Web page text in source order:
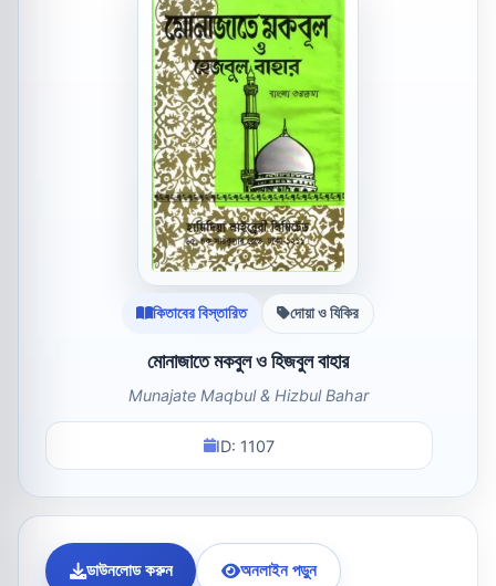
কিতাবের বিস্তারিত দোয়া ও যিকির
মোনাজাতে মকবুল ও হিজবুল বাহার
Munajate Maqbul & Hizbul Bahar
ID: 1107
ডাউনলোড করুন অনলাইন পড়ুন